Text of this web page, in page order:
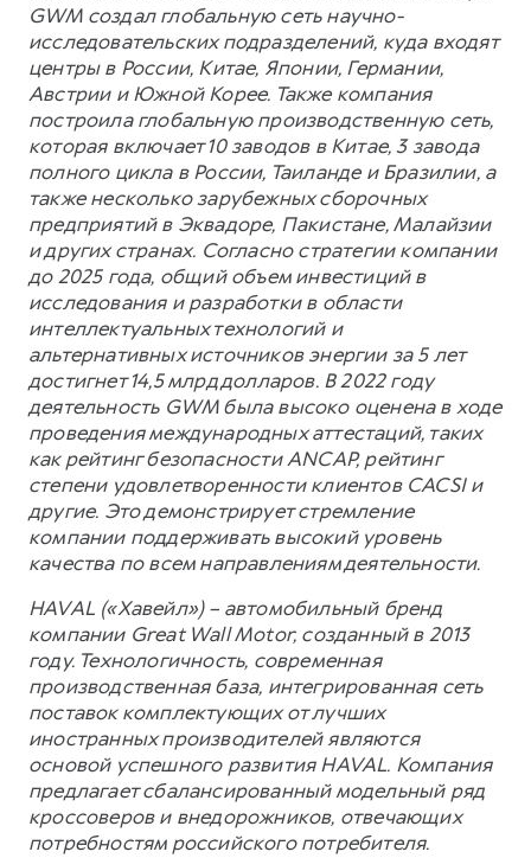
GWM создал глобальную сеть научно-
исследовательских подразделений, куда входят
центры в России, Китае, Японии, Германии,
Австрии и Южной Корее. Также компания
построила глобальную производственную сеть,
которая включает 10 заводов в Китае, 3 завода
полного цикла в России, Таиланде и Бразилии, а
также несколько зарубежных сборочных
предприятий в Эквадоре, Пакистане, Малайзии
и других странах. Согласно стратегии компании
до 2025 года, общий объем инвестиций в
исследования и разработки в области
интеллектуальных технологий и
альтернативных источников энергии за 5 лет
достигнет 14,5 млрд долларов. В 2022 году
деятельность GWM была высоко оценена в ходе
проведения международных аттестаций, таких
как рейтинг безопасности ANCAP, рейтинг
степени удовлетворенности клиентов CACSI и
другие. Это демонстрирует стремление
компании поддерживать высокий уровень
качества по всем направлениям деятельности.
HAVAL («Хавейл») – автомобильный бренд
компании Great Wall Motor, созданный в 2013
году. Технологичность, современная
производственная база, интегрированная сеть
поставок комплектующих от лучших
иностранных производителей являются
основой успешного развития HAVAL. Компания
предлагает сбалансированный модельный ряд
кроссоверов и внедорожников, отвечающих
потребностям российского потребителя.